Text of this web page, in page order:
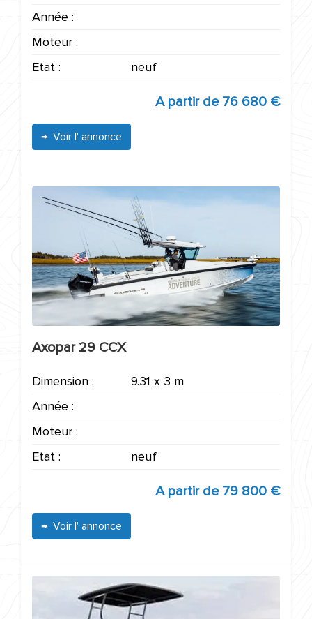
Année :
Moteur :
Etat :
neuf
A partir de76 680 €
Voir l' annonce
Axopar 29 CCX
Dimension :
9.31 x 3 m
Année :
Moteur :
Etat :
neuf
A partir de79 800 €
Voir l' annonce